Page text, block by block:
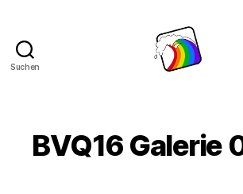
Suchen
BVQ16 Galerie